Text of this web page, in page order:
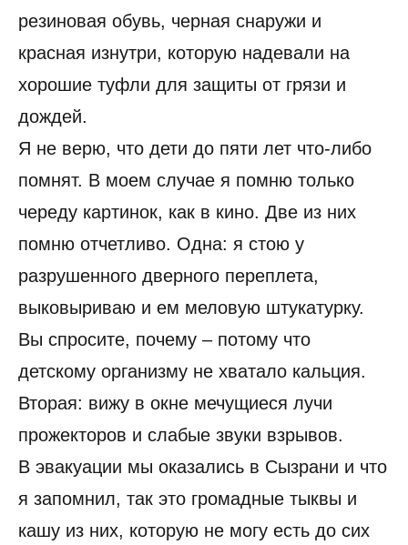
резиновая обувь, черная снаружи и
красная изнутри, которую надевали на
хорошие туфли для защиты от грязи и
дождей.
Я не верю, что дети до пяти лет что-либо
помнят. В моем случае я помню только
череду картинок, как в кино. Две из них
помню отчетливо. Одна: я стою у
разрушенного дверного переплета,
выковыриваю и ем меловую штукатурку.
Вы спросите, почему – потому что
детскому организму не хватало кальция.
Вторая: вижу в окне мечущиеся лучи
прожекторов и слабые звуки взрывов.
В эвакуации мы оказались в Сызрани и что
я запомнил, так это громадные тыквы и
кашу из них, которую не могу есть до сих